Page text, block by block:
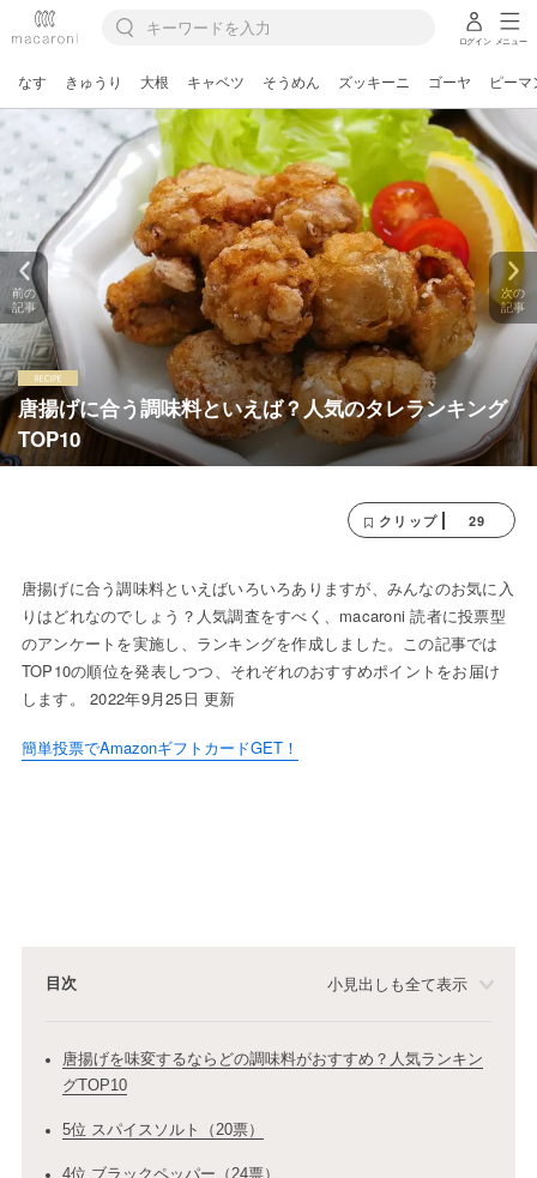
ログイン メニュー
なす きゅうり 大根 キャベツ そうめん ズッキーニ ゴーヤ ピーマ
唐揚げに合う調味料といえば？人気のタレランキング
TOP10
前の
記事
次の
記事
クリップ 29
唐揚げに合う調味料といえばいろいろありますが、みんなのお気に入
りはどれなのでしょう？人気調査をすべく、macaroni 読者に投票型
のアンケートを実施し、ランキングを作成しました。この記事では
TOP10の順位を発表しつつ、それぞれのおすすめポイントをお届け
します。 2022年9月25日 更新
簡単投票でAmazonギフトカードGET！
目次 小見出しも全て表示
唐揚げを味変するならどの調味料がおすすめ？人気ランキン
グTOP10
5位 スパイスソルト（20票）
4位 ブラックペッパー（24票）